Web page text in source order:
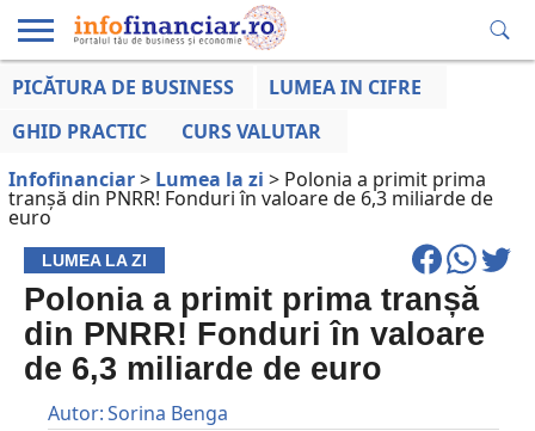
EDUCAȚIE
LA ZI
AFACERILOR
PICĂTURA DE BUSINESS
LUMEA IN CIFRE
GHID PRACTIC
CURS VALUTAR
Infofinanciar> Lumea la zi > Polonia a primit prima
tranșă din PNRR! Fonduri în valoare de 6,3 miliarde de
euro
LUMEA LA ZI
Polonia a primit prima tranșă
din PNRR! Fonduri în valoare
de 6,3 miliarde de euro
Autor:Sorina Benga